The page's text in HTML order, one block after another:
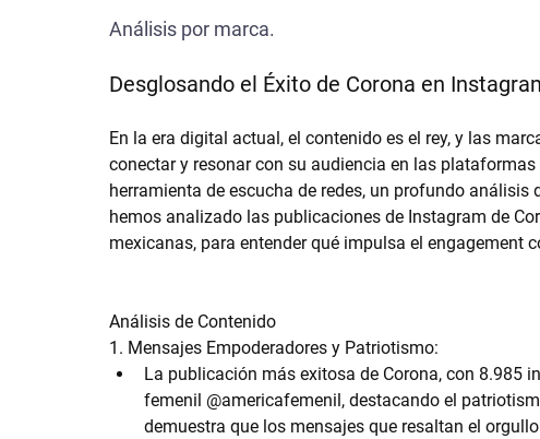
Análisis por marca.
Desglosando el Éxito de Corona en
En la era digital actual, el contenido es el rey, y las
conectar y resonar con su audiencia en las
herramienta de escucha de redes, un profundo
hemos analizado las publicaciones de Instagram de
mexicanas, para entender qué impulsa el engagement
Análisis de Contenido
1. Mensajes Empoderadores y Patriotismo:
La publicación más exitosa de Corona, con 8.985
femenil @americafemenil, destacando el
demuestra que los mensajes que resaltan el